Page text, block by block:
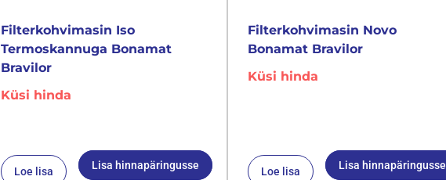
Filterkohvimasin Iso
Termoskannuga Bonamat
Bravilor
Küsi hinda
Loe lisa Lisa hinnapäringusse
Filterkohvimasin Novo
Bonamat Bravilor
Küsi hinda
Loe lisa Lisa hinnapäringusse